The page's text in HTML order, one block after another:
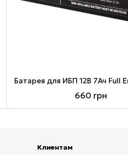
660 грн
Клиентам